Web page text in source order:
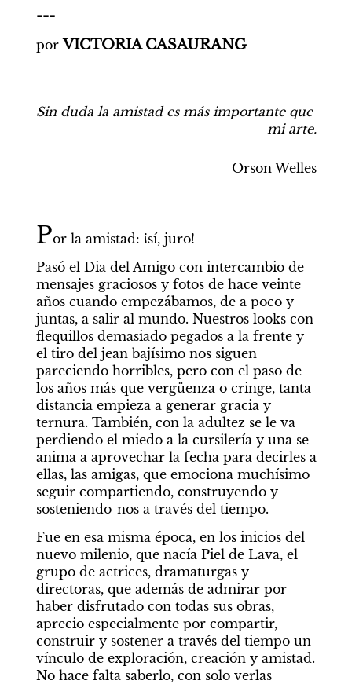
---
por VICTORIA CASAURANG
Sin duda la amistad es más importante que
mi arte.
Orson Welles
Por la amistad: ¡sí, juro!
Pasó el Dia del Amigo con intercambio de
mensajes graciosos y fotos de hace veinte
años cuando empezábamos, de a poco y
juntas, a salir al mundo. Nuestros looks con
flequillos demasiado pegados a la frente y
el tiro del jean bajísimo nos siguen
pareciendo horribles, pero con el paso de
los años más que vergüenza o cringe, tanta
distancia empieza a generar gracia y
ternura. También, con la adultez se le va
perdiendo el miedo a la cursilería y una se
anima a aprovechar la fecha para decirles a
ellas, las amigas, que emociona muchísimo
seguir compartiendo, construyendo y
sosteniendo-nos a través del tiempo.
Fue en esa misma época, en los inicios del
nuevo milenio, que nacía Piel de Lava, el
grupo de actrices, dramaturgas y
directoras, que además de admirar por
haber disfrutado con todas sus obras,
aprecio especialmente por compartir,
construir y sostener a través del tiempo un
vínculo de exploración, creación y amistad.
No hace falta saberlo, con solo verlas